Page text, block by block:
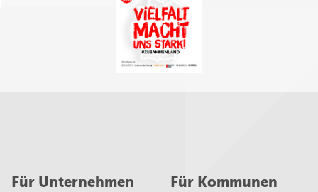
Für Unternehmen Für Kommunen